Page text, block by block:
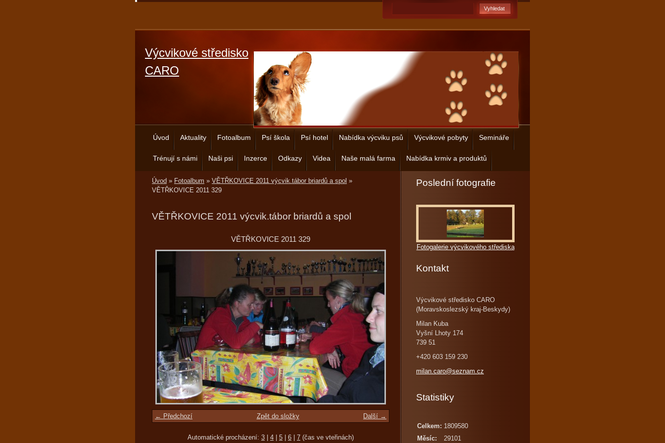
Výcvikové středisko
CARO
Úvod Aktuality Fotoalbum Psí škola Psí hotel Nabídka výcviku psů Výcvikové pobyty Semináře
Trénují s námi Naši psi Inzerce Odkazy Videa Naše malá farma Nabídka krmiv a produktů
Úvod » Fotoalbum » VĚTŘKOVICE 2011 výcvik.tábor briardů a spol »
VĚTŘKOVICE 2011 329
VĚTŘKOVICE 2011 výcvik.tábor briardů a spol
VĚTŘKOVICE 2011 329
← Předchozí Další →
Zpět do složky
Automatické procházení: 3 4 5 6 7 (čas ve vteřinách)
Poslední fotografie
Fotogalerie výcvikového střediska
Kontakt
Výcvikové středisko CARO
(Moravskoslezský kraj-Beskydy)
Milan Kuba
Vyšní Lhoty 174
739 51
+420 603 159 230
milan.caro@seznam.cz
Statistiky
Celkem: 1809580
Měsíc:
29101